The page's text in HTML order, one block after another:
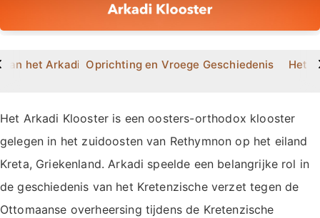
het Arkadi Klooster?Oprichting en Vroege Geschiedenis Het
Het Arkadi Klooster is een oosters-orthodox klooster
gelegen in het zuidoosten van Rethymnon op het eiland
Kreta, Griekenland. Arkadi speelde een belangrijke rol in
de geschiedenis van het Kretenzische verzet tegen de
Ottomaanse overheersing tijdens de Kretenzische